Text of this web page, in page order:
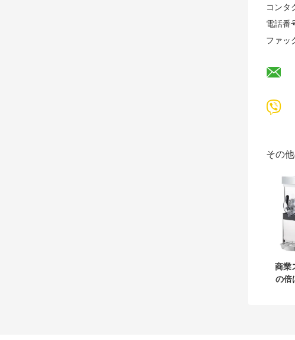
コンタ
電話番
ファッ
その
商業
の倍